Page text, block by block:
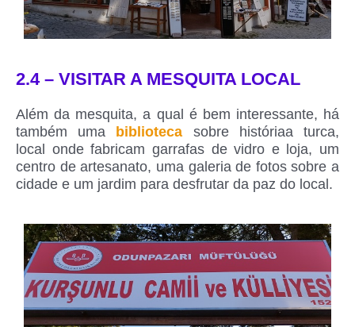
2.4 – VISITAR A MESQUITA LOCAL
Além da mesquita, a qual é bem interessante, há
também uma biblioteca sobre históriaa turca,
local onde fabricam garrafas de vidro e loja, um
centro de artesanato, uma galeria de fotos sobre a
cidade e um jardim para desfrutar da paz do local.